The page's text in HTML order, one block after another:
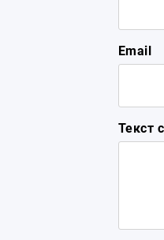
Email
Текст